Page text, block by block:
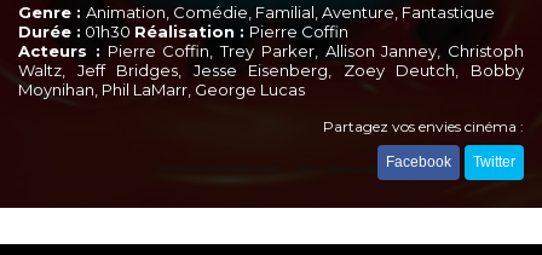
Genre : Animation, Comédie, Familial, Aventure, Fantastique
Durée : 01h30 Réalisation : Pierre Coffin
Acteurs : Pierre Coffin, Trey Parker, Allison Janney, Christoph
Waltz, Jeff Bridges, Jesse Eisenberg, Zoey Deutch, Bobby
Moynihan, Phil LaMarr, George Lucas
Partagez vos envies cinéma :
Facebook Twitter